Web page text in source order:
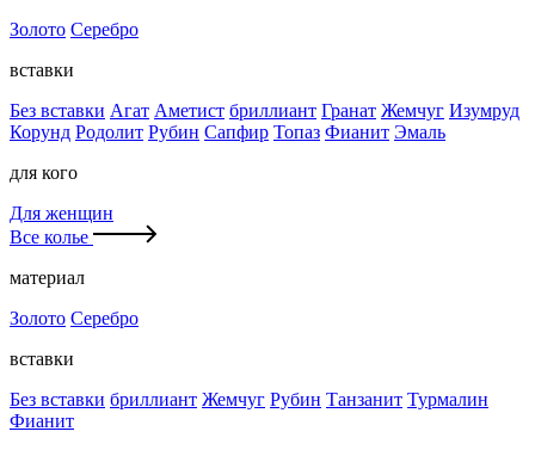
Золото Серебро
вставки
Без вставки Агат Аметист бриллиант Гранат Жемчуг Изумруд
Корунд Родолит Рубин Сапфир Топаз Фианит Эмаль
для кого
Для женщин
Все колье
материал
Золото Серебро
вставки
Без вставки бриллиант Жемчуг Рубин Танзанит Турмалин
Фианит